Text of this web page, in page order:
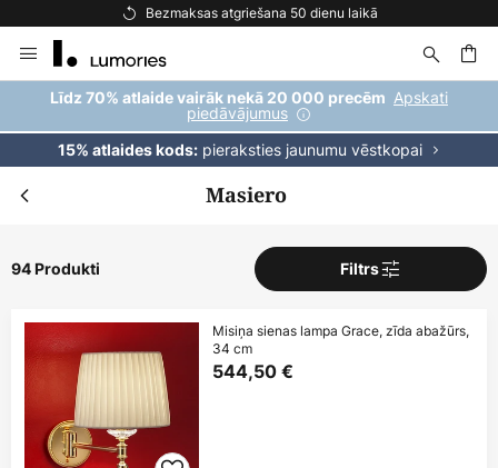
Bezmaksas piegāde pasūtījumiem virs 69 €
to
Content
Līdz 70% atlaide vairāk nekā 20 000 precēm Apskati
piedāvājumus
15% atlaides kods:pieraksties jaunumu vēstkopai
Masiero
94 Produkti Filtrs
Misiņa sienas lampa Grace, zīda abažūrs,
34 cm
544,50 €